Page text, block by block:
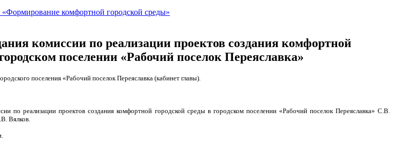
комфортной городской среды»
комиссии по реализации проектов создания комфортной
поселении «Рабочий поселок Переяславка»
поселения «Рабочий поселок Переяславка (кабинет главы).
по реализации проектов создания комфортной городской среды в городском поселении «Рабочий поселок Переяславка» С.В.
Вялков.